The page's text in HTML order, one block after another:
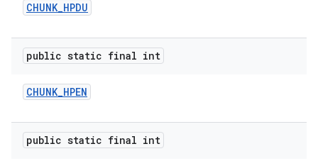
CHUNK_HPDU
public static final int
CHUNK_HPEN
public static final int